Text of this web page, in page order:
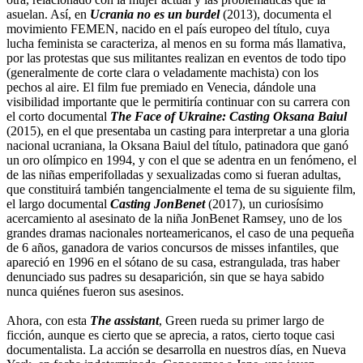
asuelan. Así, en Ucrania no es un burdel(2013), documenta el
movimiento FEMEN, nacido en el país europeo del título, cuya
lucha feminista se caracteriza, al menos en su forma más llamativa,
por las protestas que sus militantes realizan en eventos de todo tipo
(generalmente de corte clara o veladamente machista) con los
pechos al aire. El film fue premiado en Venecia, dándole una
visibilidad importante que le permitiría continuar con su carrera con
el corto documental The Face of Ukraine: Casting Oksana Baiul
(2015), en el que presentaba un casting para interpretar a una gloria
nacional ucraniana, la Oksana Baiul del título, patinadora que ganó
un oro olímpico en 1994, y con el que se adentra en un fenómeno, el
de las niñas emperifolladas y sexualizadas como si fueran adultas,
que constituirá también tangencialmente el tema de su siguiente film,
el largo documental Casting JonBenet(2017), un curiosísimo
acercamiento al asesinato de la niña JonBenet Ramsey, uno de los
grandes dramas nacionales norteamericanos, el caso de una pequeña
de 6 años, ganadora de varios concursos de misses infantiles, que
apareció en 1996 en el sótano de su casa, estrangulada, tras haber
denunciado sus padres su desaparición, sin que se haya sabido
nunca quiénes fueron sus asesinos.
Ahora, con esta The assistant, Green rueda su primer largo de
ficción, aunque es cierto que se aprecia, a ratos, cierto toque casi
documentalista. La acción se desarrolla en nuestros días, en Nueva